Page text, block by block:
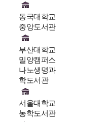
동국대학교
중앙도서관
부산대학교
밀양캠퍼스
나노생명과
학도서관
서울대학교
농학도서관